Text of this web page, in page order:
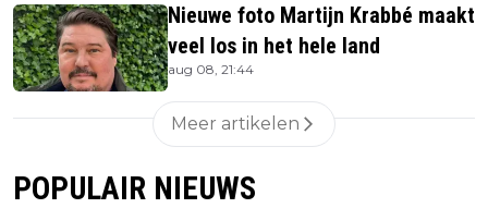
Nieuwe foto Martijn Krabbé maakt
veel los in het hele land
aug 08, 21:44
Meer artikelen
POPULAIR NIEUWS